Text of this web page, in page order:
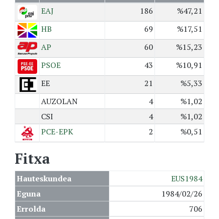
EAJ
186
%47,21
HB
69
%17,51
AP
60
%15,23
PSOE
43
%10,91
EE
21
%5,33
AUZOLAN
4
%1,02
CSI
4
%1,02
PCE-EPK
2 %0,51
Fitxa
Hauteskundea
EUS1984
Eguna
1984/02/26
Errolda
706